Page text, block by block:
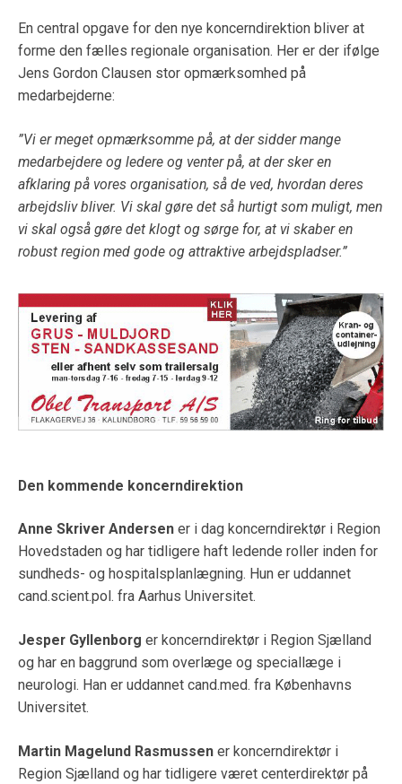
En central opgave for den nye koncerndirektion bliver at
forme den fælles regionale organisation. Her er der ifølge
Jens Gordon Clausen stor opmærksomhed på
medarbejderne:
”Vi er meget opmærksomme på, at der sidder mange
medarbejdere og ledere og venter på, at der sker en
afklaring på vores organisation, så de ved, hvordan deres
arbejdsliv bliver. Vi skal gøre det så hurtigt som muligt, men
vi skal også gøre det klogt og sørge for, at vi skaber en
robust region med gode og attraktive arbejdspladser.”
Den kommende koncerndirektion
Anne Skriver Andersen er i dag koncerndirektør i Region
Hovedstaden og har tidligere haft ledende roller inden for
sundheds- og hospitalsplanlægning. Hun er uddannet
cand.scient.pol. fra Aarhus Universitet.
Jesper Gyllenborg er koncerndirektør i Region Sjælland
og har en baggrund som overlæge og speciallæge i
neurologi. Han er uddannet cand.med. fra Københavns
Universitet.
Martin Magelund Rasmussen er koncerndirektør i
Region Sjælland og har tidligere været centerdirektør på